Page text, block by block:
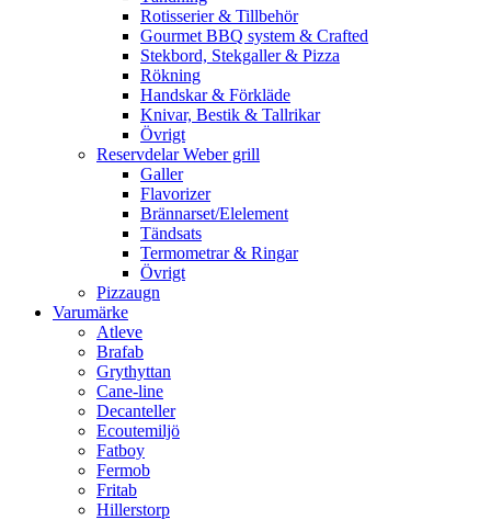
Rotisserier & Tillbehör
Gourmet BBQ system & Crafted
Stekbord, Stekgaller & Pizza
Rökning
Handskar & Förkläde
Knivar, Bestik & Tallrikar
Övrigt
Reservdelar Weber grill
Galler
Flavorizer
Brännarset/Elelement
Tändsats
Termometrar & Ringar
Övrigt
Pizzaugn
Varumärke
Atleve
Brafab
Grythyttan
Cane-line
Decanteller
Ecoutemiljö
Fatboy
Fermob
Fritab
Hillerstorp